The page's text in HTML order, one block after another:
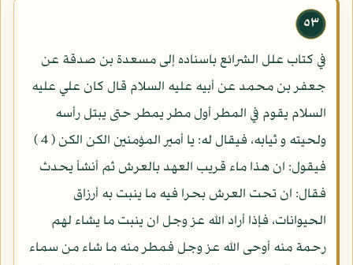
٥٣
في كتاب علل الشرائع باسناده إلى مسعدة بن صدقة عن
جعفر بن محمد عن أبيه عليه السلام قال كان علي عليه
السلام يقوم في المطر أول مطر يمطر حتى يبتل رأسه
ولحيته و ثيابه، فيقال له: يا أمير المؤمنين الكن الكن ( 4 )
فيقول: ان هذا ماء قريب العهد بالعرش ثم أنشأ يحدث
فقال: ان تحت العرش بحرا فيه ما ينبت به أرزاق
الحيوانات، فإذا أراد الله عز وجل ان ينبت ما يشاء لهم
رحمة منه أوحى الله عز وجل فمطر منه ما شاء من سماء